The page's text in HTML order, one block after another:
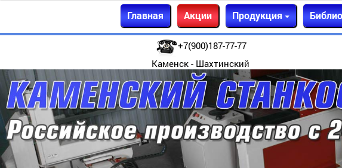
Главная Акции Продукция
+7(900)187-77-77
Каменск - Шахтинский